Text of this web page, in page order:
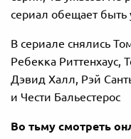
сериал обещает
В сериале снялись
Ребекка Риттенхаус,
Дэвид Халл, Рэй
и Чести Бальестерос
Во тьму смотреть